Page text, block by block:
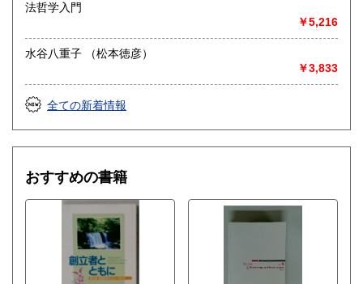
法哲学入門
￥5,216
水谷八重子 （松本徳彦）
￥3,833
全ての新着情報
おすすめの書籍